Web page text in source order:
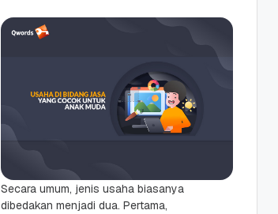
Secara umum, jenis usaha biasanya
dibedakan menjadi dua. Pertama,